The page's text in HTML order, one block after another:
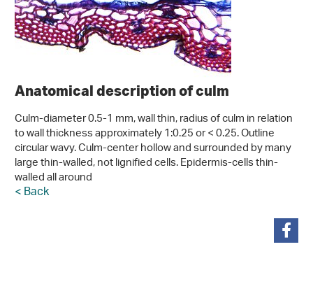
Anatomical description of culm
Culm-diameter 0.5-1 mm, wall thin, radius of culm in relation
to wall thickness approximately 1:0.25 or < 0.25. Outline
circular wavy. Culm-center hollow and surrounded by many
large thin-walled, not lignified cells. Epidermis-cells thin-
walled all around
< Back